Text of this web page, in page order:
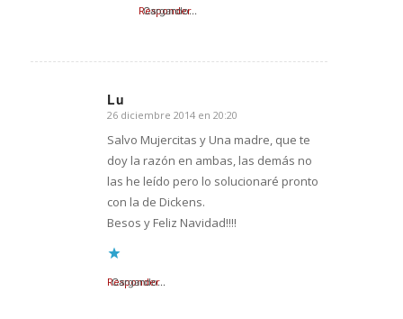
Cargando...
Responder
Lu
Dice:
26 diciembre 2014 en 20:20
Salvo Mujercitas y Una madre, que te
doy la razón en ambas, las demás no
las he leído pero lo solucionaré pronto
con la de Dickens.
Besos y Feliz Navidad!!!!
Cargando...
Responder